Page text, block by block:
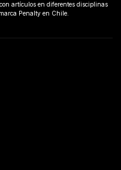
artículos en diferentes disciplinas
Penalty en Chile.